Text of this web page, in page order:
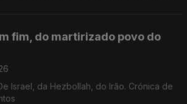
fim, do martirizado povo do
Israel, da Hezbollah, do Irão. Crónica de